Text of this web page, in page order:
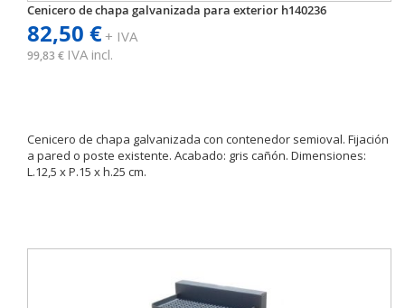
Cenicero de chapa galvanizada para exterior h140236
82,50 €+ IVA
99,83 € IVA incl.
Cenicero de chapa galvanizada con contenedor semioval. Fijación
a pared o poste existente. Acabado: gris cañón. Dimensiones:
L.12,5 x P.15 x h.25 cm.